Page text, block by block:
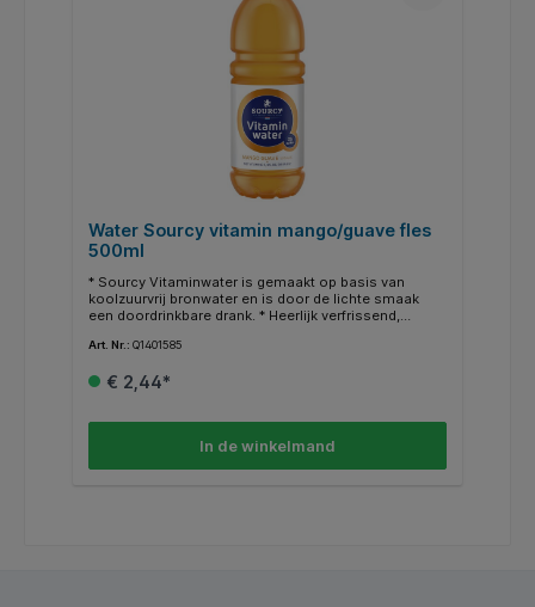
Water Sourcy vitamin mango/guave fles
500ml
* Sourcy Vitaminwater is gemaakt op basis van
koolzuurvrij bronwater en is door de lichte smaak
een doordrinkbare drank. * Heerlijk verfrissend,
smaakstoffen en laag in calorieën. * Sourcy
in verschillende smaken.
Art. Nr.: Q1401585
€ 2,44*
In de winkelmand